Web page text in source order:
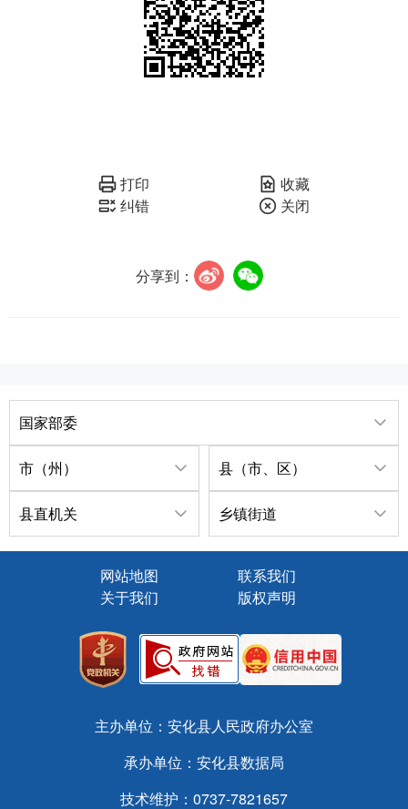
打印
收藏
纠错
关闭
分享到：
国家部委
市（州） 县（市、区）
县直机关 乡镇街道
网站地图
联系我们
关于我们
版权声明
主办单位：安化县人民政府办公室
承办单位：安化县数据局
技术维护：0737-7821657